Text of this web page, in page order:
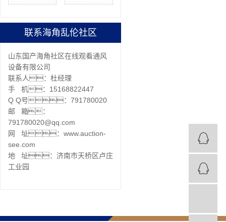
联系海角乱伦社区
山东国产海角社区在线观看通风
设备有限公司
联系人：杜经理
手 机：15168822447
Q Q号：791780020
邮 箱：
791780020@qq.com
网 址：www.auction-
see.com
地 址：济南市天桥区卢庄
工业园